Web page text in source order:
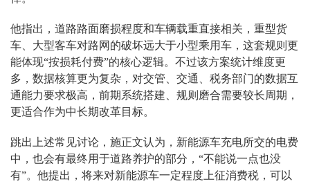
他指出，道路路面磨损程度和车辆载重直接相关，重型货
车、大型客车对路网的破坏远大于小型乘用车，这套规则更
能体现“按损耗付费”的核心逻辑。不过该方案统计维度更
多，数据核算更为复杂，对交管、交通、税务部门的数据互
通能力要求极高，前期系统搭建、规则磨合需要较长周期，
更适合作为中长期改革目标。
跳出上述常见讨论，施正文认为，新能源车充电所交的电费
中，也会有最终用于道路养护的部分，“不能说一点也没
有”。他提出，将来对新能源车一定程度上征消费税，可以